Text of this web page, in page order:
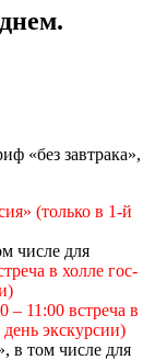
«без завтрака»,
(только в 1-й
числе для
в холле гос-
– 11:00 встреча в
экскурсии)
в том числе для